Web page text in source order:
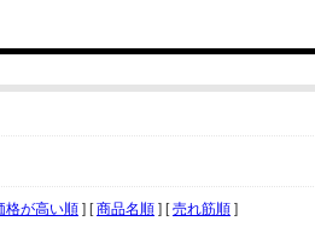
格が高い順 ] [商品名順 ] [売れ筋順 ]